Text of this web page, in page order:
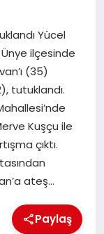
Yücel
Ünye ilçesinde
(35)
tutuklandı.
Kuşçu ile
çıktı.
ateş…
Paylaş